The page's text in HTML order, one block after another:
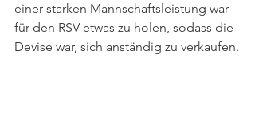
einer starken Mannschaftsleistung war
für den RSV etwas zu holen, sodass die
Devise war, sich anständig zu verkaufen.